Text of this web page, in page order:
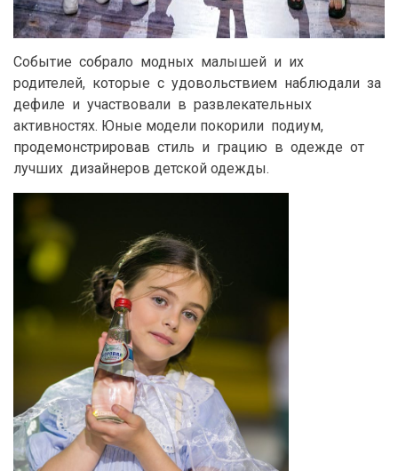
Событие собрало модных малышей и их
родителей, которые с удовольствием наблюдали за
дефиле и участвовали в развлекательных
активностяx. Юные модели покорили подиум,
продемонстрировав стиль и грацию в одежде от
лучших дизайнеров детской одежды.